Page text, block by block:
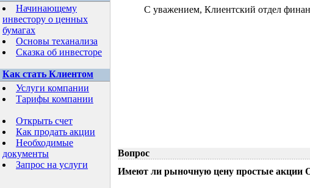
Начинающему
инвестору о ценных
бумагах
Основы теханализа
Сказка об инвесторе
Как стать Клиентом
Услуги компании
Тарифы компании
Открыть счет
Как продать акции
Необходимые
документы
Запрос на услуги
С уважением, Клиентский отдел
Вопрос
Имеют ли рыночную цену простые акции